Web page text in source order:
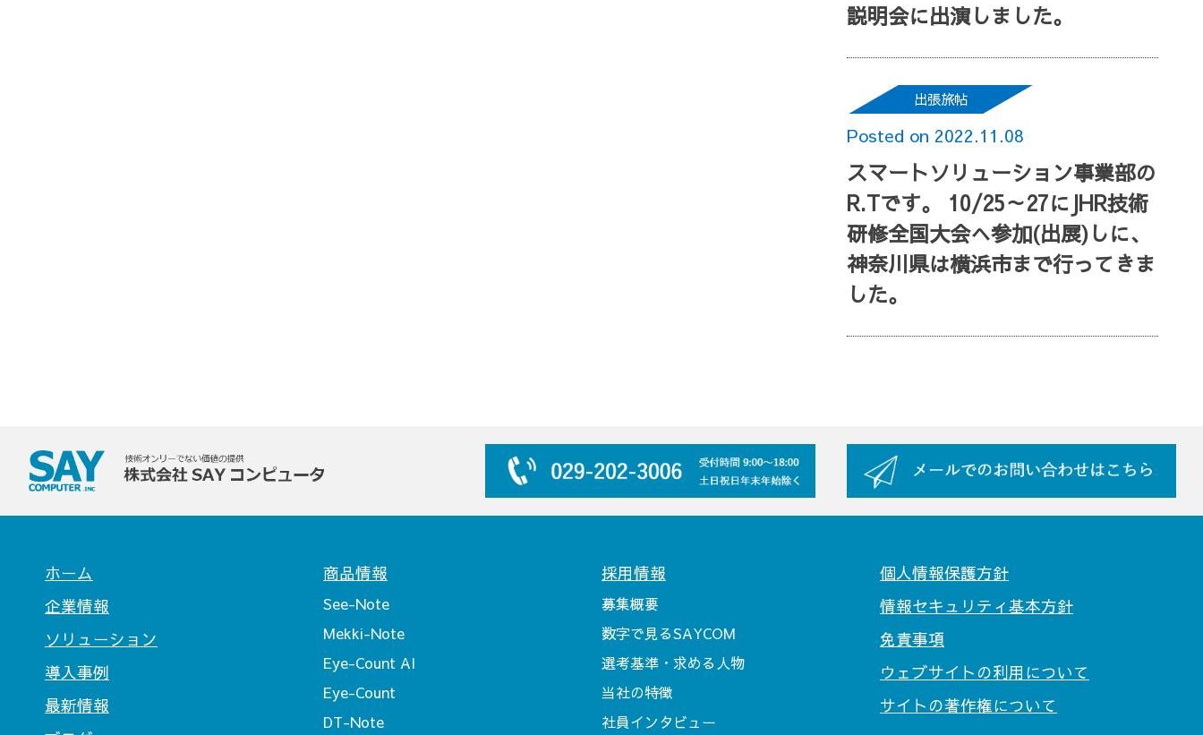
説明会に出演しました。
出張旅帖
Posted on 2022.11.08
スマートソリューション事業部の
R.Tです。 10/25～27にJHR技術
研修全国大会へ参加(出展)しに、
神奈川県は横浜市まで行ってきま
した。
ホーム
企業情報
ソリューション
導入事例
最新情報
商品情報
See-Note
Mekki-Note
Eye-Count AI
Eye-Count
DT-Note
採用情報
募集概要
数字で見るSAYCOM
選考基準・求める人物
当社の特徴
社員インタビュー
個人情報保護方針
情報セキュリティ基本方針
免責事項
ウェブサイトの利用について
サイトの著作権について